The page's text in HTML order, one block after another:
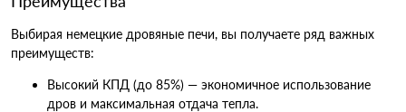
Выбирая немецкие дровяные печи, вы получаете ряд важных
преимуществ:
Высокий КПД (до 85%) — экономичное использование
дров и максимальная отдача тепла.